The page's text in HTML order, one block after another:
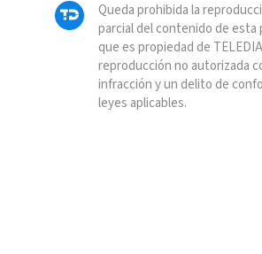
Queda prohibida la
parcial del contenido de esta
que es propiedad de
reproducción no autorizada
infracción y un delito de
leyes aplicables.